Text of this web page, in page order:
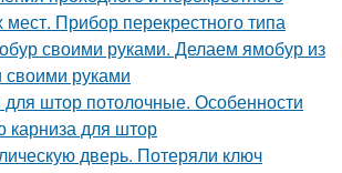
Прибор перекрестного типа
своими руками. Делаем ямобур из
своими руками
штор потолочные. Особенности
карниза для штор
дверь. Потеряли ключ